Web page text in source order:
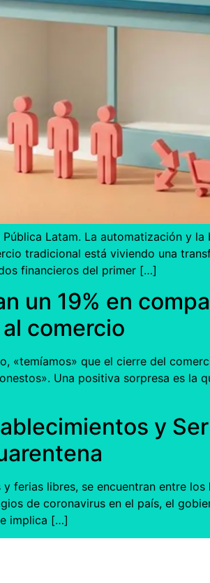
Latam. La automatización y
tradicional está viviendo una
financieros del primer […]
un 19% en
comercio
«temíamos» que el cierre del
Una positiva sorpresa es la
y
ferias libres, se encuentran entre
de coronavirus en el país, el
implica […]